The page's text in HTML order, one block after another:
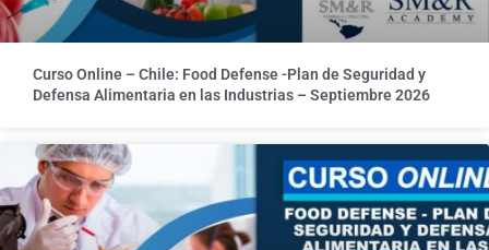
Curso Online – Chile: Food Defense -Plan de Seguridad y
Defensa Alimentaria en las Industrias – Septiembre 2026